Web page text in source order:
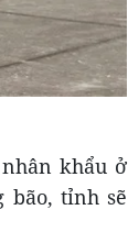
khẩu ở
bão, tỉnh sẽ